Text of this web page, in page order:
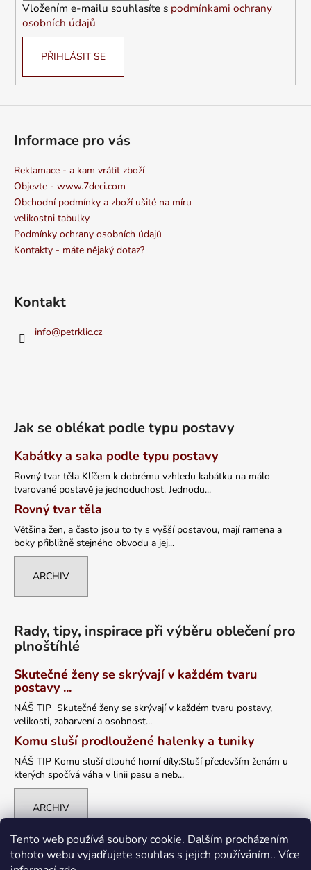
Tento web používá soubory cookie. Dalším procházením
tohoto webu vyjadřujete souhlas s jejich používáním.. Více
Vložením e-mailu souhlasíte s podmínkami ochrany
osobních údajů
PŘIHLÁSIT SE
Informace pro vás
Reklamace - a kam vrátit zboží
Objevte - www.7deci.com
Obchodní podmínky a zboží ušité na míru
velikostni tabulky
Podmínky ochrany osobních údajů
Kontakty - máte nějaký dotaz?
Kontakt
info@petrklic.cz
Jak se oblékat podle typu postavy
Kabátky a saka podle typu postavy
Rovný tvar těla Klíčem k dobrému vzhledu kabátku na málo
tvarované postavě je jednoduchost. Jednodu...
Rovný tvar těla
Většina žen, a často jsou to ty s vyšší postavou, mají ramena a
boky přibližně stejného obvodu a jej...
ARCHIV
Rady, tipy, inspirace při výběru oblečení pro
plnoštíhlé
Skutečné ženy se skrývají v každém tvaru
postavy ...
NÁŠ TIP Skutečné ženy se skrývají v každém tvaru postavy,
velikosti, zabarvení a osobnost...
Komu sluší prodloužené halenky a tuniky
NÁŠ TIP Komu sluší dlouhé horní díly:Sluší především ženám u
kterých spočívá váha v linii pasu a neb...
ARCHIV